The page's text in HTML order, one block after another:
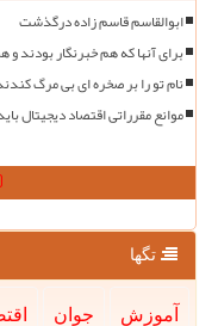
ابوالقاسم قاسم زاده درگذشت
برای آنها که هم خبرنگار بودند و
نام تو را بر صخره ای بی مرگ
موانع مقرراتی اقتصاد دیجیتال
تگها
آموزش جوان